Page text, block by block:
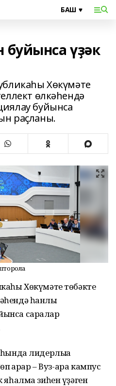
үҙәк
Хөкүмәте
өлкәһендә
буйынса
раҫланы.
Хөкүмәте төбәкте
һанлы
саралар
лидерлыҡҡа
ҡарар – Вуз-ара кампус
яһалма зиһен үҙәген